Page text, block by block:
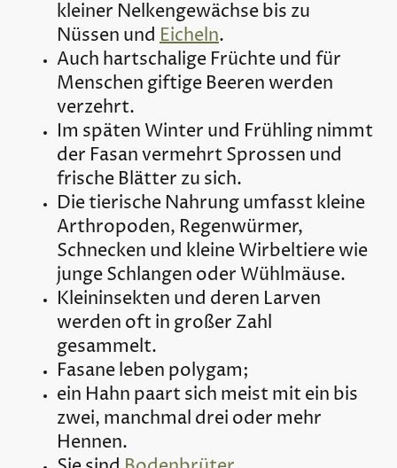
kleiner Nelkengewächse bis zu
Nüssen und Eicheln.
Auch hartschalige Früchte und für
Menschen giftige Beeren werden
verzehrt.
Im späten Winter und Frühling nimmt
der Fasan vermehrt Sprossen und
frische Blätter zu sich.
Die tierische Nahrung umfasst kleine
Arthropoden, Regenwürmer,
Schnecken und kleine Wirbeltiere wie
junge Schlangen oder Wühlmäuse.
Kleininsekten und deren Larven
werden oft in großer Zahl
gesammelt.
Fasane leben polygam;
ein Hahn paart sich meist mit ein bis
zwei, manchmal drei oder mehr
Hennen.